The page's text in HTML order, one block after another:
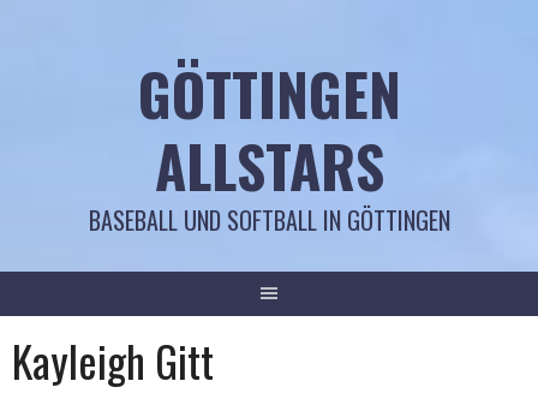
GÖTTINGEN
ALLSTARS
BASEBALL UND SOFTBALL IN GÖTTINGEN
Kayleigh Gitt